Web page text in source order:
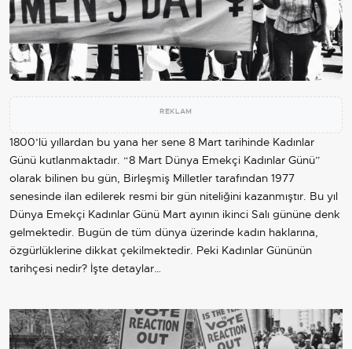
REKLAM
1800’lü yıllardan bu yana her sene 8 Mart tarihinde Kadınlar
Günü kutlanmaktadır. “8 Mart Dünya Emekçi Kadınlar Günü”
olarak bilinen bu gün, Birleşmiş Milletler tarafından 1977
senesinde ilan edilerek resmi bir gün niteliğini kazanmıştır. Bu yıl
Dünya Emekçi Kadınlar Günü Mart ayının ikinci Salı gününe denk
gelmektedir. Bugün de tüm dünya üzerinde kadın haklarına,
özgürlüklerine dikkat çekilmektedir. Peki Kadınlar Gününün
tarihçesi nedir? İşte detaylar…